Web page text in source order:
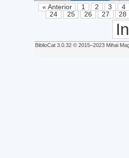
« Anterior 1 2 3 4
24
25 26 27 28
BiblioCat 3.0.32 © 2015‒2023 Mihai